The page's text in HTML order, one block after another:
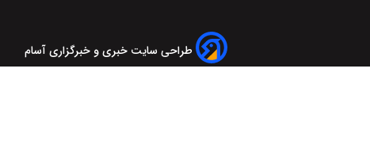
طراحی سایت خبری و خبرگزاری آسام